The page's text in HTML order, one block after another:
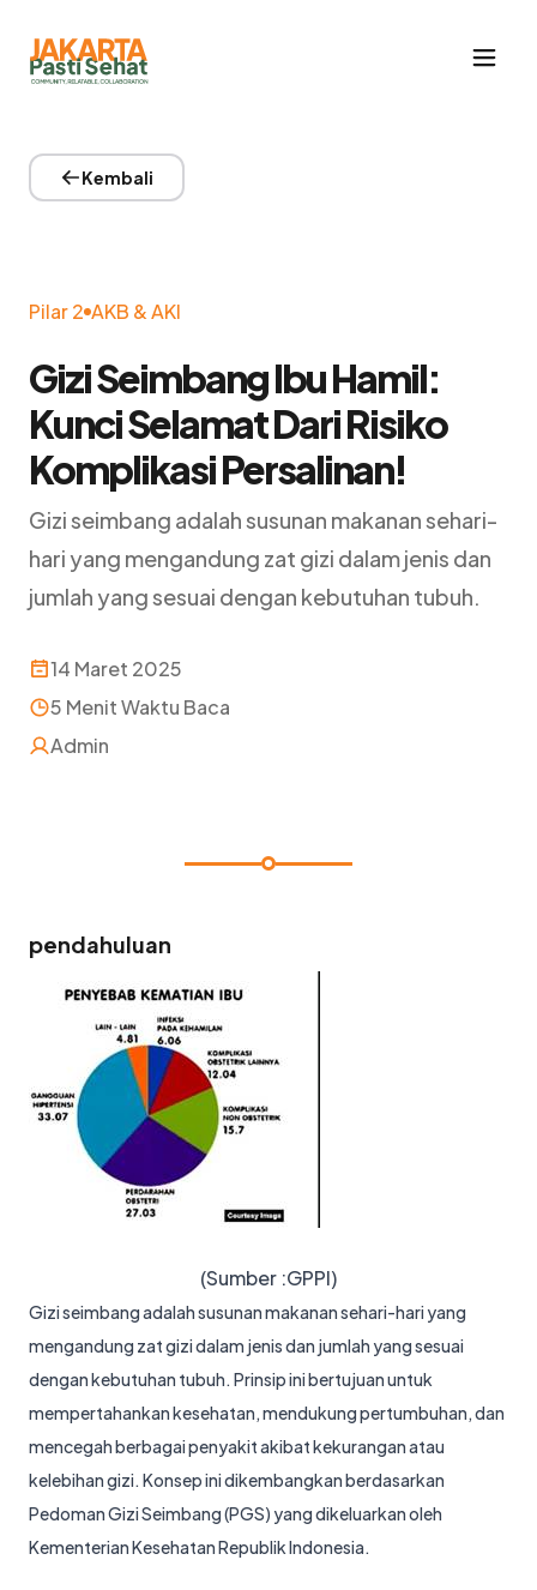
Kembali
Pilar 2 AKB & AKI
Gizi Seimbang Ibu Hamil:
Kunci Selamat Dari Risiko
Komplikasi Persalinan!
Gizi seimbang adalah susunan makanan sehari-
hari yang mengandung zat gizi dalam jenis dan
jumlah yang sesuai dengan kebutuhan tubuh.
14 Maret 2025
5 Menit Waktu Baca
Admin
pendahuluan
(Sumber :GPPI)
Gizi seimbang adalah susunan makanan sehari-hari yang
mengandung zat gizi dalam jenis dan jumlah yang sesuai
dengan kebutuhan tubuh. Prinsip ini bertujuan untuk
mempertahankan kesehatan, mendukung pertumbuhan, dan
mencegah berbagai penyakit akibat kekurangan atau
kelebihan gizi. Konsep ini dikembangkan berdasarkan
Pedoman Gizi Seimbang (PGS) yang dikeluarkan oleh
Kementerian Kesehatan Republik Indonesia.